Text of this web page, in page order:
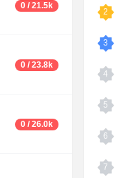
0 / 21.5k
0 / 23.8k
0 / 26.0k
2
3
4
5
6
7